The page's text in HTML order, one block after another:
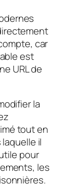
car
est
URL de
la
tout en
il
pour
les